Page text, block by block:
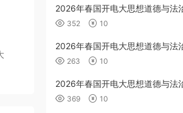
2026年春国开电大思想道德与法
352 10
2026年春国开电大思想道德与法
263 10
2026年春国开电大思想道德与法
369 10